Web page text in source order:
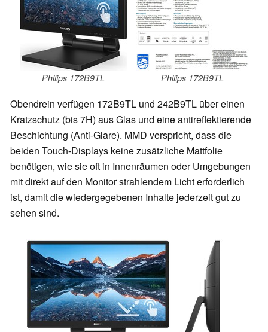
Philips 172B9TL Philips 172B9TL
Obendrein verfügen 172B9TL und 242B9TL über einen
Kratzschutz (bis 7H) aus Glas und eine antireflektierende
Beschichtung (Anti-Glare). MMD verspricht, dass die
beiden Touch-Displays keine zusätzliche Mattfolie
benötigen, wie sie oft in Innenräumen oder Umgebungen
mit direkt auf den Monitor strahlendem Licht erforderlich
ist, damit die wiedergegebenen Inhalte jederzeit gut zu
sehen sind.